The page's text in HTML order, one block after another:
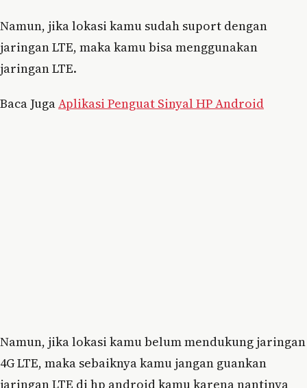
Namun, jika lokasi kamu sudah suport dengan
jaringan LTE, maka kamu bisa menggunakan
jaringan LTE.
Baca JugaAplikasi Penguat Sinyal HP Android
Namun, jika lokasi kamu belum mendukung jaringan
4G LTE, maka sebaiknya kamu jangan guankan
jaringan LTE di hp android kamu karena nantinya